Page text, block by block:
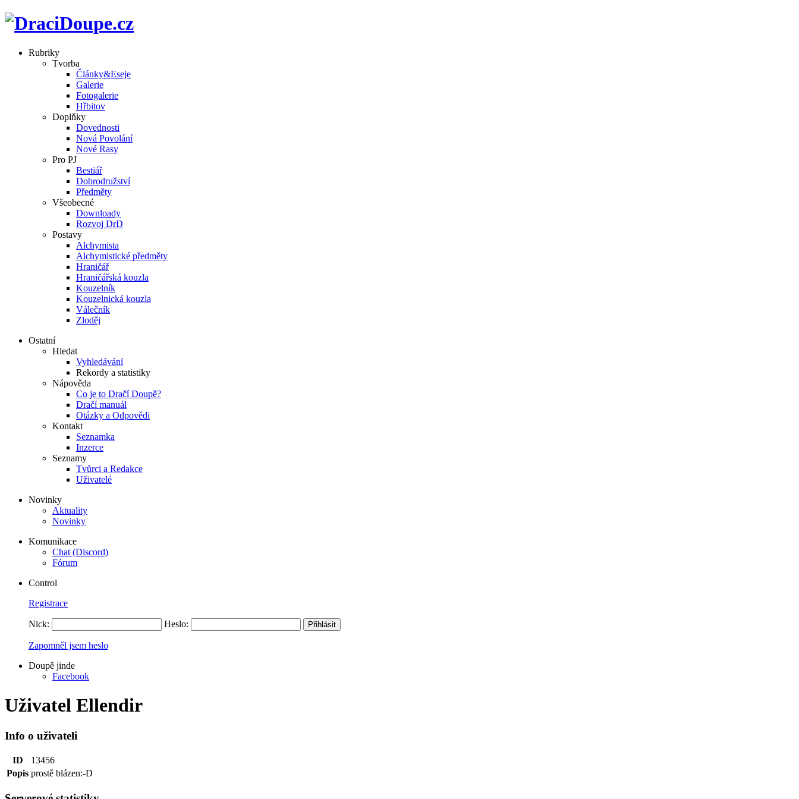
Rubriky
Tvorba
Články&Eseje
Galerie
Fotogalerie
Hřbitov
Doplňky
Dovednosti
Nová Povolání
Nové Rasy
Pro PJ
Bestiář
Dobrodružství
Předměty
Všeobecné
Downloady
Rozvoj DrD
Postavy
Alchymista
Alchymistické předměty
Hraničář
Hraničářská kouzla
Kouzelník
Kouzelnická kouzla
Válečník
Zloděj
Ostatní
Hledat
Vyhledávání
Rekordy a statistiky
Nápověda
Co je to Dračí Doupě?
Dračí manuál
Otázky a Odpovědi
Kontakt
Seznamka
Inzerce
Seznamy
Tvůrci a Redakce
Uživatelé
Novinky
Aktuality
Novinky
Komunikace
Chat (Discord)
Fórum
Control
Registrace
Nick: Heslo:
Zapomněl jsem heslo
Doupě jinde
Facebook
Uživatel Ellendir
Info o uživateli
ID
13456
Popis prostě blázen:-D